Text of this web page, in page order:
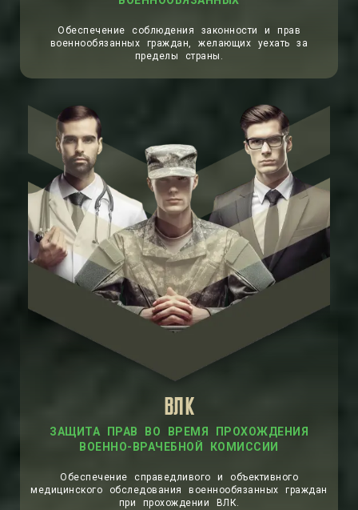
Обеспечение соблюдения законности и прав
военнообязанных граждан, желающих уехать за
пределы страны.
ВЛК
ЗАЩИТА ПРАВ ВО ВРЕМЯ ПРОХОЖДЕНИЯ
ВОЕННО-ВРАЧЕБНОЙ КОМИССИИ
Обеспечение справедливого и объективного
медицинского обследования военнообязанных граждан
при прохождении ВЛК.